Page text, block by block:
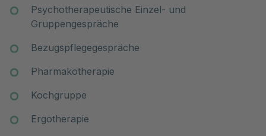
Psychotherapeutische Einzel- und
Gruppengespräche
Bezugspflegegespräche
Pharmakotherapie
Kochgruppe
Ergotherapie